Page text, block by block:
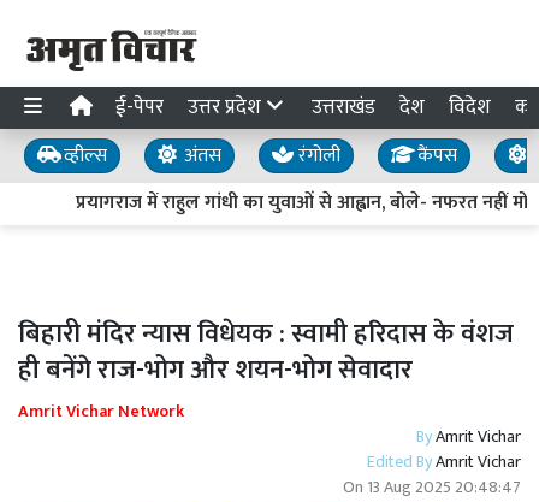
ई-पेपर उत्तर प्रदेश उत्तराखंड देश विदेश
व्हील्स अंतस रंगोली कैंपस
प्रयागराज में राहुल गांधी का युवाओं से आह्वान, बोले- नफरत नहीं
बिहारी मंदिर न्यास विधेयक : स्वामी हरिदास के वंशज
ही बनेंगे राज-भोग और शयन-भोग सेवादार
Amrit Vichar Network
ByAmrit Vichar
Edited ByAmrit Vichar
On 13 Aug 2025 20:48:47